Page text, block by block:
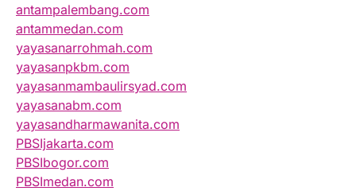
antampalembang.com
antammedan.com
yayasanarrohmah.com
yayasanpkbm.com
yayasanmambaulirsyad.com
yayasanabm.com
yayasandharmawanita.com
PBSIjakarta.com
PBSIbogor.com
PBSImedan.com